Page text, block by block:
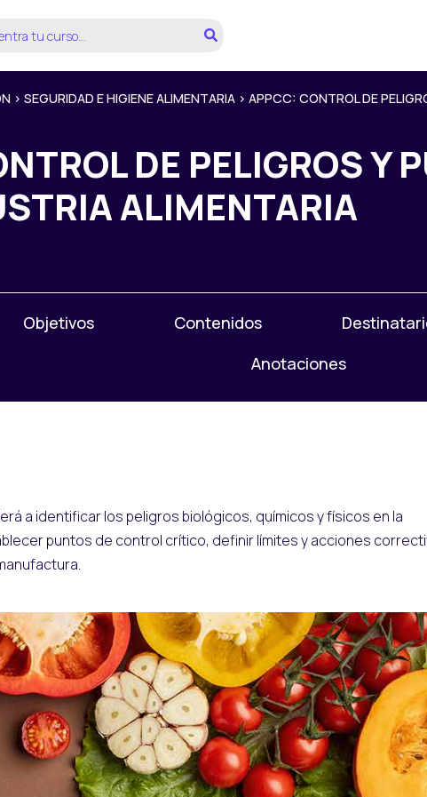
> SEGURIDAD E HIGIENE ALIMENTARIA > APPCC: CONTROL DE
DE PELIGROS Y
ALIMENTARIA
Objetivos Contenidos
Anotaciones
a identificar los peligros biológicos, químicos y físicos en la
puntos de control crítico, definir límites y acciones